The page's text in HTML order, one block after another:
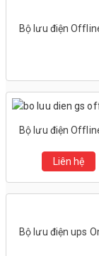
Bộ lưu điện
Bộ lưu điện
Liên hệ
Bộ lưu điện ups